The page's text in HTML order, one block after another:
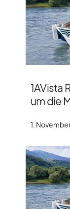
1AVista
um die
1.